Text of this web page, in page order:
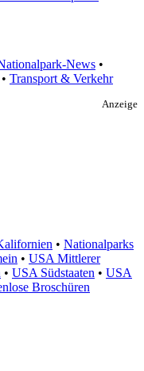
News •
• Transport & Verkehr
Anzeige
• Nationalparks
• USA Mittlerer
• USA Südstaaten • USA
Broschüren